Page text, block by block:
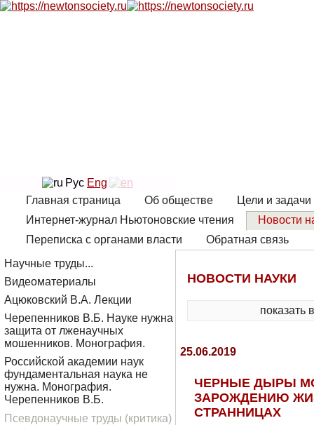
Рус Eng
Главная страница
Об обществе
Цели и
Интернет-журнал Ньютоновские чтения
Новости
Переписка с органами власти
Обратная связь
НОВОСТИ НАУКИ
показать
25.06.2019
ЧЕРНЫЕ ДЫРЫ
ЗАРОЖДЕНИЮ
СТРАННИЦАХ
Научные труды...
Видеоматериалы
Ацюковский В.А. Лекции
Черепенников В.Б. Науке нужна
защита от лженаучных
мошенников. Монография.
Российской академии наук
фундаментальная наука не
нужна. Монография.
Черепенников В.Б.
Псевдонаучные труды (критика)